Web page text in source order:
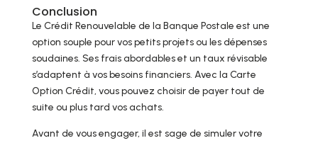
Conclusion
Le Crédit Renouvelable de la Banque Postale est une
option souple pour vos petits projets ou les dépenses
soudaines. Ses frais abordables et un taux révisable
s’adaptent à vos besoins financiers. Avec la Carte
Option Crédit, vous pouvez choisir de payer tout de
suite ou plus tard vos achats.
Avant de vous engager, il est sage de simuler votre